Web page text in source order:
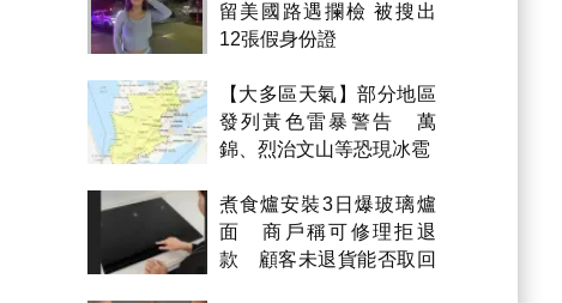
留美國路遇攔檢 被搜出
12張假身份證
【大多區天氣】部分地區
發列黃色雷暴警告 萬
錦、烈治文山等恐現冰雹
煮食爐安裝3日爆玻璃爐
面 商戶稱可修理拒退
款 顧客未退貨能否取回